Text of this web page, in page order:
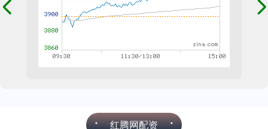
红腾网配资